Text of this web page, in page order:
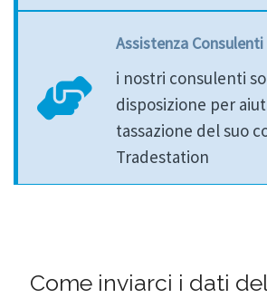
Assistenza Consulenti
i nostri consulenti
disposizione per
tassazione del suo
Tradestation
Come inviarci i dati